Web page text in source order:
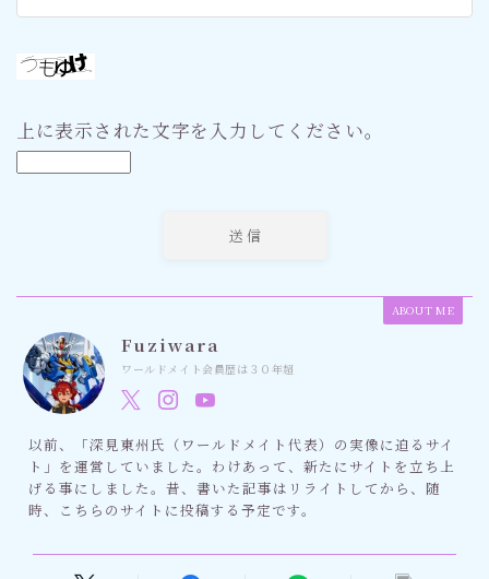
上に表示された文字を入力してください。
ABOUT ME
Fuziwara
ワールドメイト会員歴は３０年超
以前、「深見東州氏（ワールドメイト代表）の実像に迫るサイ
ト」を運営していました。わけあって、新たにサイトを立ち上
げる事にしました。昔、書いた記事はリライトしてから、随
時、こちらのサイトに投稿する予定です。